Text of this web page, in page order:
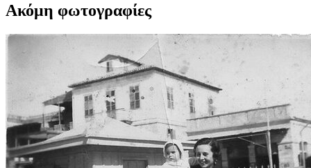
Ακόμη φωτογραφίες